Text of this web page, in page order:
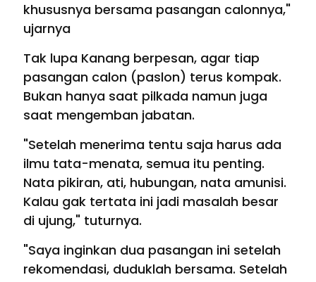
khususnya bersama pasangan calonnya,"
ujarnya
Tak lupa Kanang berpesan, agar tiap
pasangan calon (paslon) terus kompak.
Bukan hanya saat pilkada namun juga
saat mengemban jabatan.
"Setelah menerima tentu saja harus ada
ilmu tata-menata, semua itu penting.
Nata pikiran, ati, hubungan, nata amunisi.
Kalau gak tertata ini jadi masalah besar
di ujung," tuturnya.
"Saya inginkan dua pasangan ini setelah
rekomendasi, duduklah bersama. Setelah